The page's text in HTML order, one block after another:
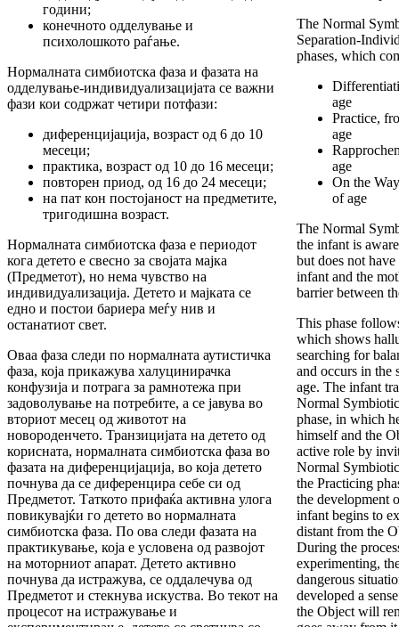
години;
конечното одделување и
психолошкото раѓање.
Нормалната симбиотска фаза и фазата на
одделување-индивидуализацијата се важни
фази кои содржат четири потфази:
диференцијација, возраст од 6 до 10
месеци;
практика, возраст од 10 до 16 месеци;
повторен приод, од 16 до 24 месеци;
на пат кон постојаност на предметите,
тригодишна возраст.
Нормалната симбиотска фаза е периодот
кога детето е свесно за својата мајка
(Предметот), но нема чувство на
индивидуализација. Детето и мајката се
едно и постои бариера меѓу нив и
останатиот свет.
Оваа фаза следи по нормалната аутистичка
фаза, која прикажува халуцинирачка
конфузија и потрага за рамнотежа при
задоволување на потребите, а се јавува во
вториот месец од животот на
новороденчето. Транзицијата на детето од
корисната, нормалната симбиотска фаза во
фазата на диференцијација, во која детето
почнува да се диференцира себе си од
Предметот. Таткото прифаќа активна улога
повикувајќи го детето во нормалната
симбиотска фаза. По ова следи фазата на
практикување, која е условена од развојот
на моторниот апарат. Детето активно
почнува да истражува, се оддалечува од
Предметот и стекнува искуства. Во текот на
процесот на истражување и
The Normal
Separation-
phases, which
age
Practice,
age
age
On the
of age
The Normal
the infant is
but does not
infant and the
barrier between
This phase
which shows
searching for
and occurs in the
age. The infant
Normal
phase, in which
himself and the
active role by
Normal
the Practicing
the development
infant begins to
distant from the
During the
experimenting,
dangerous
developed a
the Object will